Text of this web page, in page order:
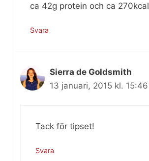
ca 42g protein och ca 270kcal
Svara
Sierra de Goldsmith
13 januari, 2015 kl. 15:46
Tack för tipset!
Svara